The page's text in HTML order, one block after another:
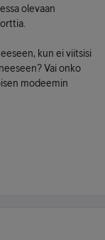
olevaan
kun ei viitsisi
Vai onko
modeemin